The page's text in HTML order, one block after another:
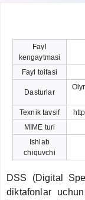
Fayl
kengaytmasi
Fayl toifasi
Dasturlar
Texnik tavsif
MIME turi
Ishlab
chiquvchi
DSS (Digital
diktafonlar